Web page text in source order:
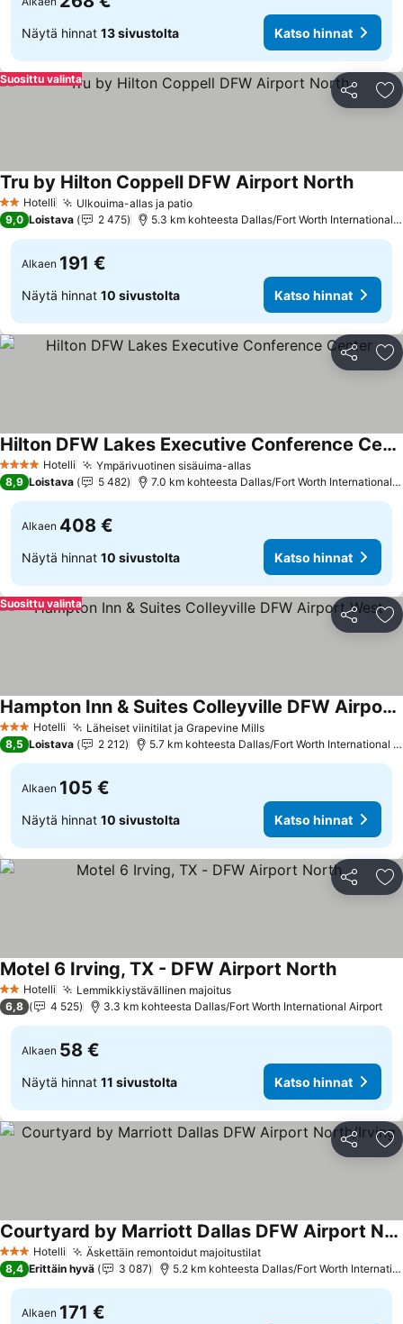
Näytä hinnat 13 sivustolta Katso hinnat
Jaa
Suosittu valinta
2 Tähtiluokitus
Hotelli Ulkouima-allas ja patioKatso hinnat
Tru by Hilton Coppell DFW Airport NorthKatso
9,0 Loistava 2 475 5.3 km kohteesta Dallas/Fort Worth International
Alkaen 191 €
Näytä hinnat 10 sivustolta Katso hinnat
Jaa
4 Tähtiluokitus
Hotelli Ympärivuotinen sisäuima-allasKatso hinnat
Hilton DFW Lakes Executive Conference Center
Katso hinnat
8,9 Loistava 5 482 7.0 km kohteesta Dallas/Fort Worth International
Alkaen 408 €
Näytä hinnat 10 sivustolta Katso hinnat
Jaa
Suosittu valinta
3 Tähtiluokitus
Hotelli Läheiset viinitilat ja Grapevine MillsKatso hinnat
Hampton Inn & Suites Colleyville DFW Airport West
Katso hinnat
8,5 Loistava 2 212 5.7 km kohteesta Dallas/Fort Worth International
Alkaen 105 €
Näytä hinnat 10 sivustolta Katso hinnat
Jaa
2 Tähtiluokitus
Hotelli Lemmikkiystävällinen majoitusKatso hinnat
Motel 6 Irving, TX - DFW Airport NorthKatso
6,8 4 525 3.3 km kohteesta Dallas/Fort Worth International Airport
Alkaen 58 €
Näytä hinnat 11 sivustolta Katso hinnat
Jaa
3 Tähtiluokitus
Hotelli Äskettäin remontoidut majoitustilatKatso hinnat
Courtyard by Marriott Dallas DFW Airport North/Irving
Katso hinnat
8,4 Erittäin hyvä 3 087 5.2 km kohteesta Dallas/Fort Worth
Alkaen 171 €